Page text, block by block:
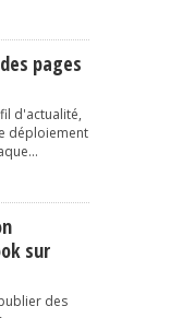
pages
d'actualité,
déploiement
sur
des